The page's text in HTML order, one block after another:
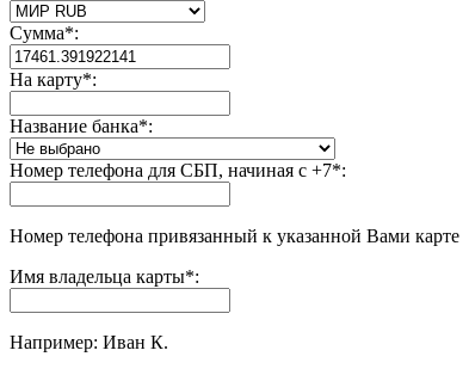
Сумма*:
На карту*:
Название банка*:
Номер телефона для СБП, начиная с +7*:
Номер телефона привязанный к указанной Вами карте
Имя владельца карты*:
Например: Иван К.